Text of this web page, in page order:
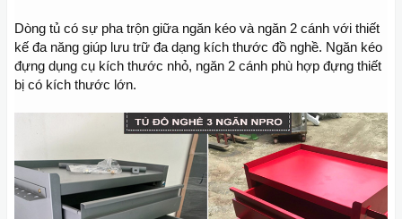
Dòng tủ có sự pha trộn giữa ngăn kéo và ngăn 2 cánh với thiết
kế đa năng giúp lưu trữ đa dạng kích thước đồ nghề. Ngăn kéo
đựng dụng cụ kích thước nhỏ, ngăn 2 cánh phù hợp đựng thiết
bị có kích thước lớn.